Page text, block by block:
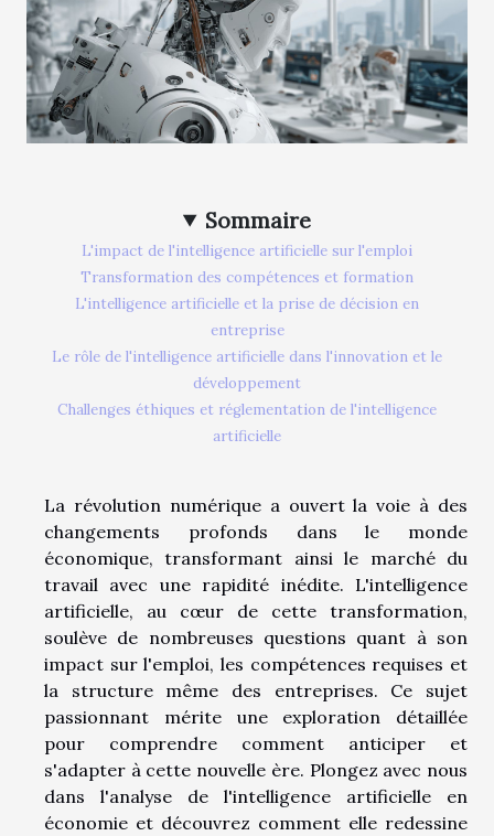
Sommaire
L'impact de l'intelligence artificielle sur l'emploi
Transformation des compétences et formation
L'intelligence artificielle et la prise de décision en
entreprise
Le rôle de l'intelligence artificielle dans l'innovation et le
développement
Challenges éthiques et réglementation de l'intelligence
artificielle
La révolution numérique a ouvert la voie à des
changements profonds dans le monde
économique, transformant ainsi le marché du
travail avec une rapidité inédite. L'intelligence
artificielle, au cœur de cette transformation,
soulève de nombreuses questions quant à son
impact sur l'emploi, les compétences requises et
la structure même des entreprises. Ce sujet
passionnant mérite une exploration détaillée
pour comprendre comment anticiper et
s'adapter à cette nouvelle ère. Plongez avec nous
dans l'analyse de l'intelligence artificielle en
économie et découvrez comment elle redessine